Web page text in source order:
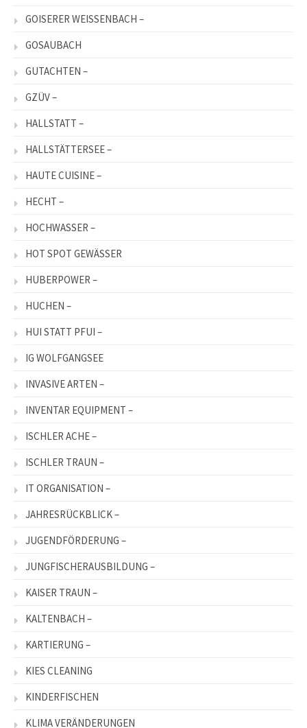
GOISERER WEISSENBACH –
GOSAUBACH
GUTACHTEN –
GZÜV –
HALLSTATT –
HALLSTÄTTERSEE –
HAUTE CUISINE –
HECHT –
HOCHWASSER –
HOT SPOT GEWÄSSER
HUBERPOWER –
HUCHEN –
HUI STATT PFUI –
IG WOLFGANGSEE
INVASIVE ARTEN –
INVENTAR EQUIPMENT –
ISCHLER ACHE –
ISCHLER TRAUN –
IT ORGANISATION –
JAHRESRÜCKBLICK –
JUGENDFÖRDERUNG –
JUNGFISCHERAUSBILDUNG –
KAISER TRAUN –
KALTENBACH –
KARTIERUNG –
KIES CLEANING
KINDERFISCHEN
KLIMA VERÄNDERUNGEN